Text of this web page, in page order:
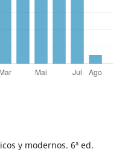
y modernos. 6ª ed.